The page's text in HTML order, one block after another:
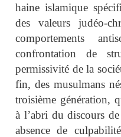
haine islamique
des valeurs judéo-
comportements
confrontation de
permissivité de la
fin, des musulmans
troisième génération,
à l’abri du discours
absence de